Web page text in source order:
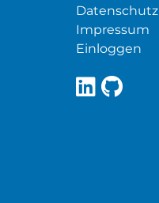
Datenschutz
Impressum
Einloggen